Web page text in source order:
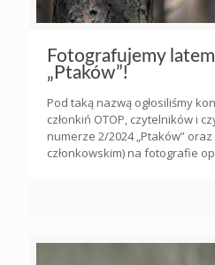
Fotografujemy
„Ptaków”!
Pod taką nazwą ogłosiliśmy
członkiń OTOP, czytelników i
numerze 2/2024 „Ptaków”
członkowskim) na fotografie